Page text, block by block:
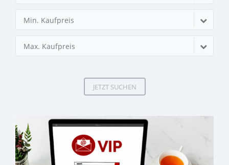
Min. Kaufpreis
Max. Kaufpreis
JETZT SUCHEN